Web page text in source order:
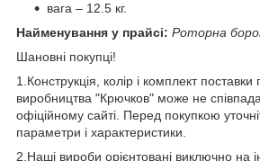
вага – 12.5 кг.
Найменування у прайсі: Роторна
Шановні покупці!
1.Конструкція, колір і комплект поставки
виробництва "Крючков" може не
офіційному сайті. Перед покупкою
параметри і характеристики.
2.Наші вироби орієнтовані виключно на